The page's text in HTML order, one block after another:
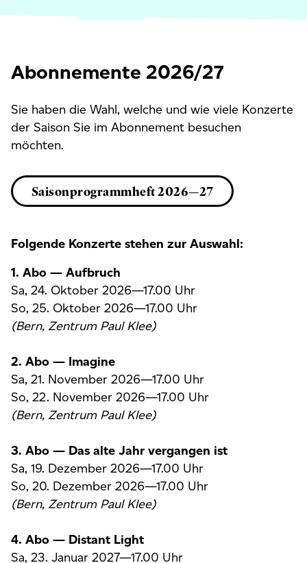
Abonnemente 2026/27
Sie haben die Wahl, welche und wie viele Konzerte
der Saison Sie im Abonnement besuchen
möchten.
Saisonprogrammheft 2026—27
Folgende Konzerte stehen zur Auswahl:
1. Abo — Aufbruch
Sa, 24. Oktober 2026—17.00 Uhr
So, 25. Oktober 2026—17.00 Uhr
(Bern, Zentrum Paul Klee)
2. Abo — Imagine
Sa, 21. November 2026—17.00 Uhr
So, 22. November 2026—17.00 Uhr
(Bern, Zentrum Paul Klee)
3. Abo — Das alte Jahr vergangen ist
Sa, 19. Dezember 2026—17.00 Uhr
So, 20. Dezember 2026—17.00 Uhr
(Bern, Zentrum Paul Klee)
4. Abo — Distant Light
Sa, 23. Januar 2027—17.00 Uhr